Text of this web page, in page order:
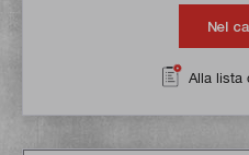
Nel
Alla lista